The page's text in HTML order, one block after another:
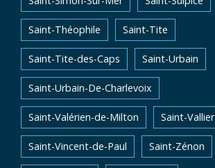
Saint-Théophile Saint-Tite
Saint-Tite-des-Caps Saint-Urbain
Saint-Urbain-De-Charlevoix
Saint-Valérien-de-Milton Saint-Vallier
Saint-Vincent-de-Paul Saint-Zénon